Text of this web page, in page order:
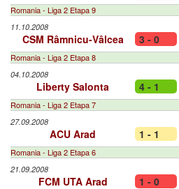
Romania - Liga 2 Etapa 9
11.10.2008
CSM Râmnicu-Vâlcea 3 - 0
Romania - Liga 2 Etapa 8
04.10.2008
Liberty Salonta 4 - 1
Romania - Liga 2 Etapa 7
27.09.2008
ACU Arad 1 - 1
Romania - Liga 2 Etapa 6
21.09.2008
FCM UTA Arad 1 - 0